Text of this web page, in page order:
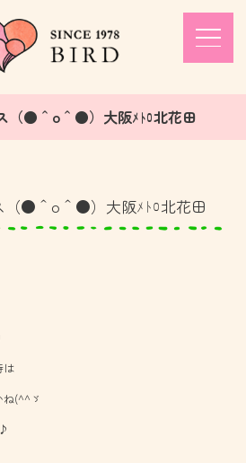
（●＾o＾●）大阪ﾒﾄﾛ北花田
●＾o＾●）大阪ﾒﾄﾛ北花田
は
ね(^^ゞ